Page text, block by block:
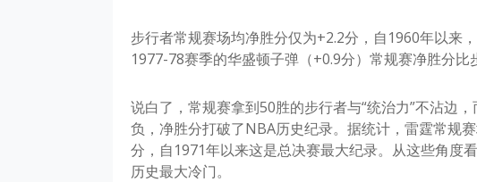
步行者常规赛场均净胜分仅为+2.2分，自1960年以来
1977-78赛季的华盛顿子弹（+0.9分）常规赛净胜分比
说白了，常规赛拿到50胜的步行者与“统治力”不沾边
负，净胜分打破了NBA历史纪录。据统计，雷霆常规
分，自1971年以来这是总决赛最大纪录。从这些角度
历史最大冷门。